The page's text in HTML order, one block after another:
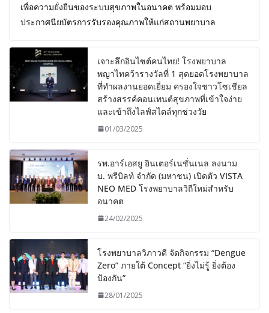
เพื่อความยั่งยืนของระบบสุขภาพในอนาคต พร้อมมอบ
ประกาศนียบัตรการรับรองคุณภาพให้แก่สถานพยาบาล
เจาะลึกอินไซต์คนไทย! โรงพยาบาล
พญาไทคว้ารางวัลที่ 1 สุดยอดโรงพยาบาล
ที่ทำผลงานยอดเยี่ยม ครองใจชาวโซเชียล
สร้างสรรค์คอนเทนต์สุขภาพที่เข้าใจง่าย
และเข้าถึงไลฟ์สไตล์ทุกช่วงวัย
01/03/2025
รพ.อาร์เอสยู อินเตอร์เนชั่นเนล ลงนาม
บ. พรีบิลท์ จํากัด (มหาชน) เปิดตัว VISTA
NEO MED โรงพยาบาลวิถีใหม่สำหรับ
อนาคต
24/02/2025
โรงพยาบาลวิภาวดี จัดกิจกรรม “Dengue
Zero” ภายใต้ Concept “ยิ่งไม่รู้ ยิ่งต้อง
ป้องกัน”
28/01/2025